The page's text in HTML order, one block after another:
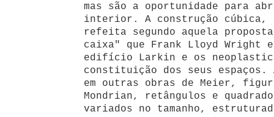
mas são a oportunidade para
interior. A construção cúbica,
refeita segundo aquela
caixa" que Frank Lloyd Wright
edifício Larkin e os
constituição dos seus espaços.
em outras obras de Meier,
Mondrian, retângulos e
variados no tamanho,